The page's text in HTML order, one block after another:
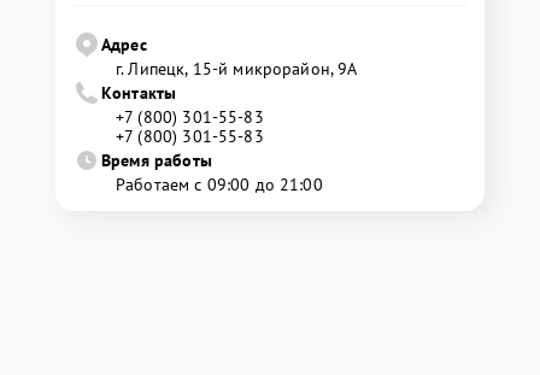
Адрес
г. Липецк, 15-й микрорайон, 9А
Контакты
+7 (800) 301-55-83
+7 (800) 301-55-83
Время работы
Работаем с 09:00 до 21:00